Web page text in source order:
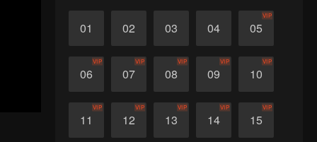
01 02 03 04 05
VIP
06
VIP
07
VIP
08
VIP
09
VIP
10
VIP
11
VIP
12
VIP
13
VIP
14
VIP
15
VIP